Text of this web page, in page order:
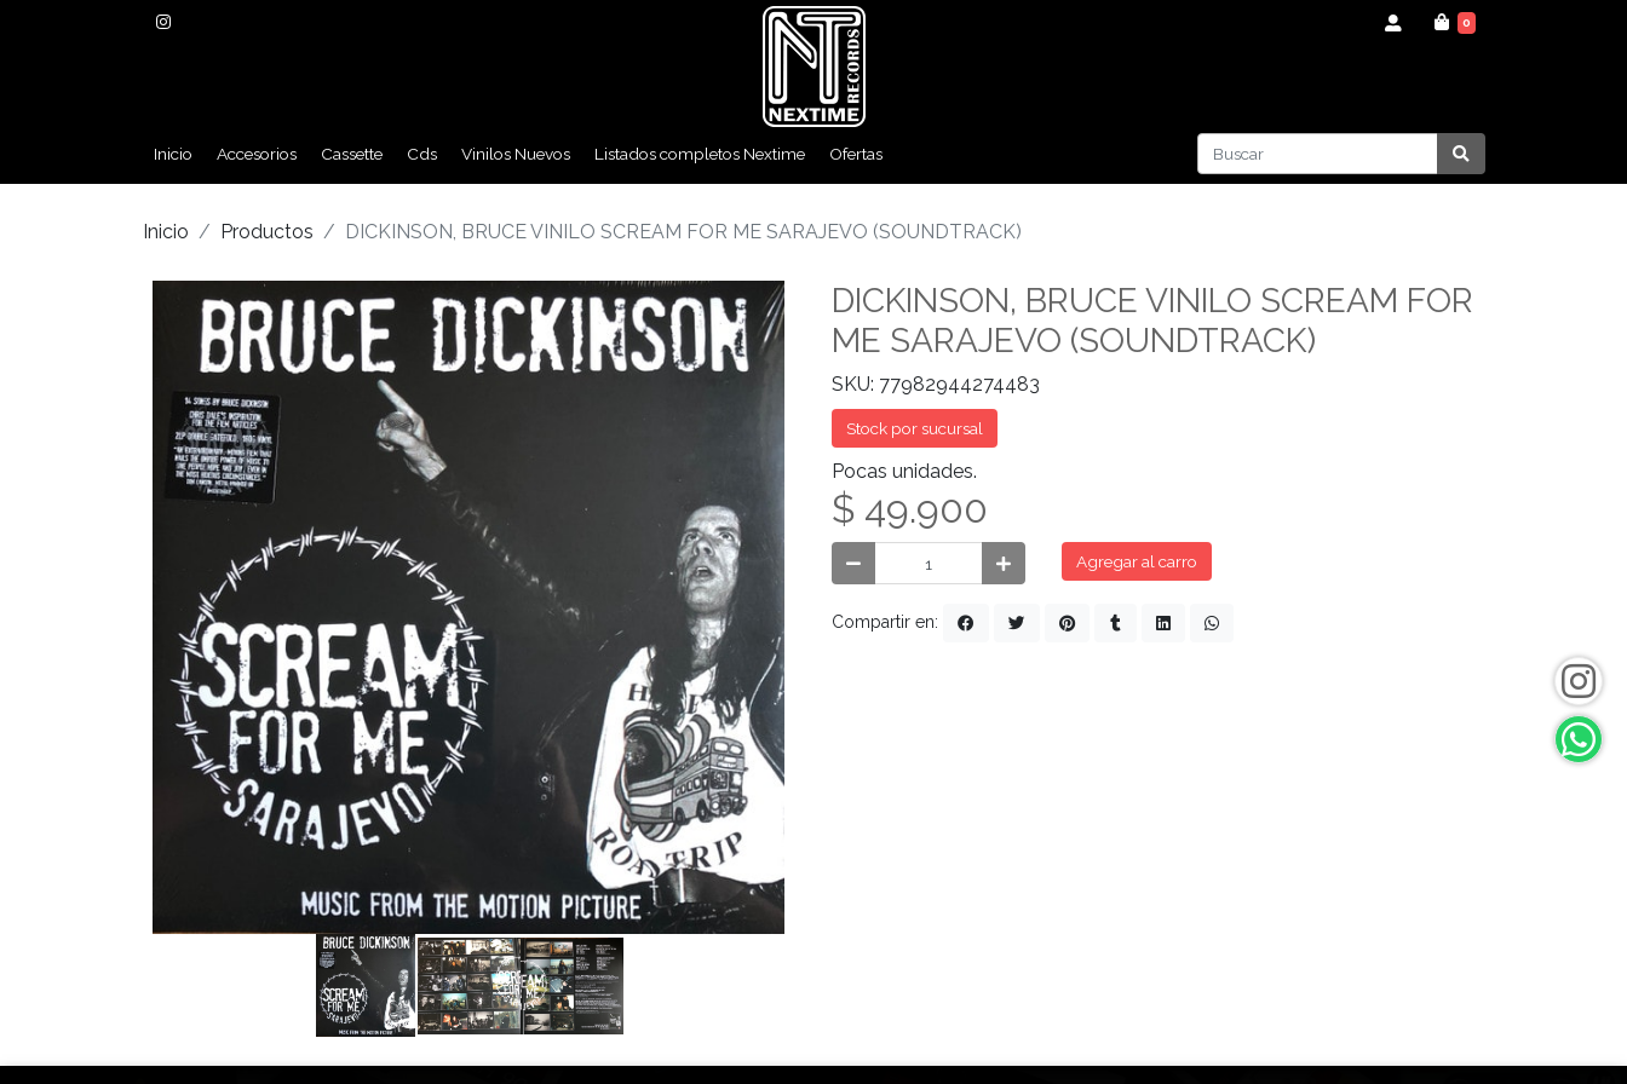
0
Inicio Accesorios Cassette Cds Vinilos Nuevos Listados completos Nextime Ofertas
Inicio Productos DICKINSON, BRUCE VINILO SCREAM FOR ME SARAJEVO (SOUNDTRACK)
DICKINSON, BRUCE VINILO SCREAM FOR
ME SARAJEVO (SOUNDTRACK)
SKU: 77982944274483
Stock por sucursal
Pocas unidades.
$ 49.900
Agregar al carro
Compartir en: